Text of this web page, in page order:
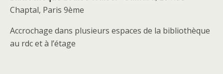
Chaptal, Paris 9ème
Accrochage dans plusieurs espaces de la bibliothèque
au rdc et à l’étage